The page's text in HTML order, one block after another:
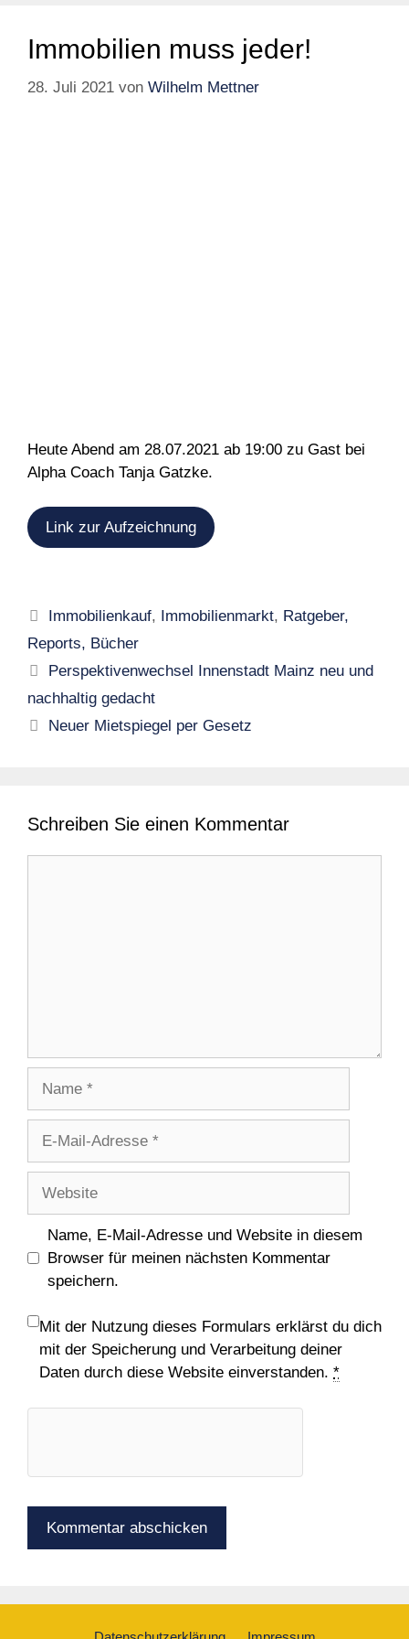
Immobilien muss jeder!
28. Juli 2021 von Wilhelm Mettner
Heute Abend am 28.07.2021 ab 19:00 zu Gast bei
Alpha Coach Tanja Gatzke.
Link zur Aufzeichnung
Kategorien
Immobilienkauf, Immobilienmarkt, Ratgeber,
Reports, Bücher
Perspektivenwechsel Innenstadt Mainz neu und
nachhaltig gedacht
Neuer Mietspiegel per Gesetz
Schreiben Sie einen Kommentar
Adresse
Name, E-Mail-Adresse und Website in diesem
Browser für meinen nächsten Kommentar
speichern.
Mit der Nutzung dieses Formulars erklärst du dich
mit der Speicherung und Verarbeitung deiner
Daten durch diese Website einverstanden. *